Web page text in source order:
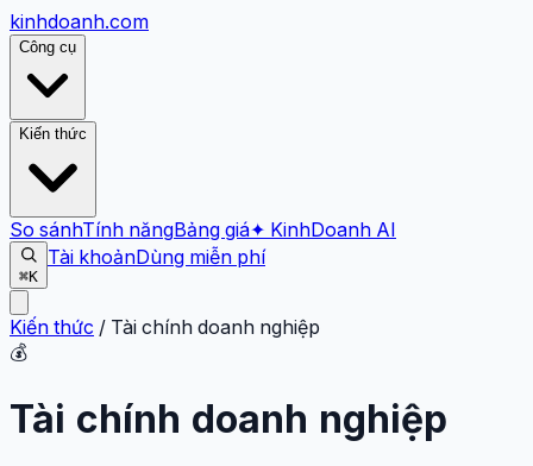
kinhdoanh.com
Công cụ
Kiến thức
So sánhTính năngBảng giá✦ KinhDoanh AI
⌘K
Tài khoảnDùng miễn phí
Kiến thức / Tài chính doanh nghiệp
💰
Tài chính doanh nghiệp